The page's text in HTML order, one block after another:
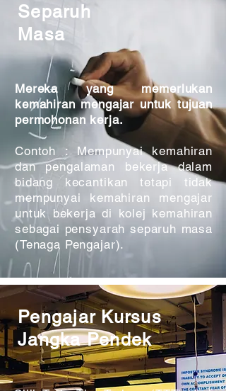
Separuh
Masa
Mereka yang memerlukan
kemahiran mengajar untuk tujuan
permohonan kerja.
Contoh : Mempunyai kemahiran
dan pengalaman bekerja dalam
bidang kecantikan tetapi tidak
mempunyai kemahiran mengajar
untuk bekerja di kolej kemahiran
sebagai pensyarah separuh masa
(Tenaga Pengajar).
Pengajar Kursus
Jangka Pendek